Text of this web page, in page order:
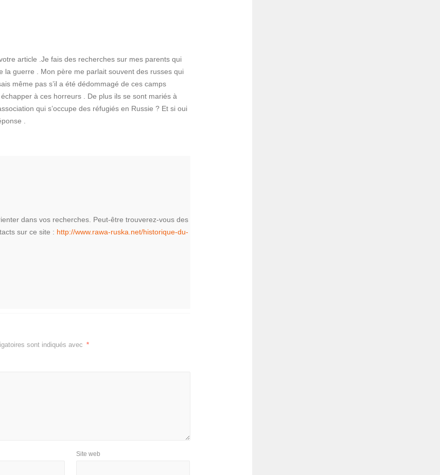
article .Je fais des recherches sur mes parents qui
la guerre . Mon père me parlait souvent des russes qui
même pas s’il a été dédommagé de ces camps
à ces horreurs . De plus ils se sont mariés à
qui s’occupe des réfugiés en Russie ? Et si oui
.
dans vos recherches. Peut-être trouverez-vous des
sur ce site : http://www.rawa-ruska.net/historique-du-
sont indiqués avec *
Site web